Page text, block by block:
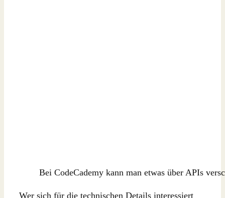
Bei CodeCademy kann man etwas über APIs
Wer sich für die technischen Details interessiert